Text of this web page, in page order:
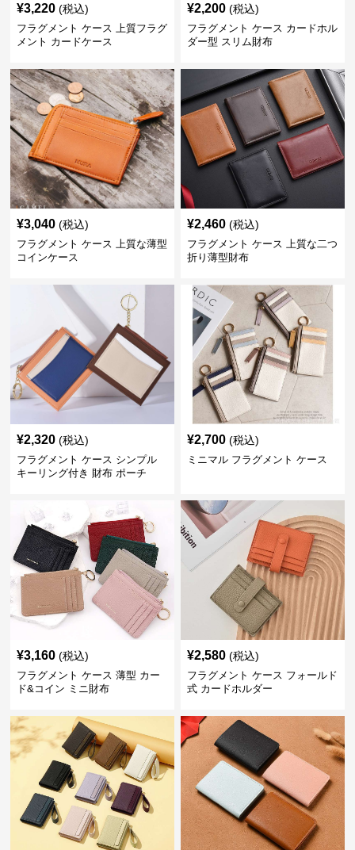
¥3,220 (税込)
フラグメント ケース 上質フラグ
メント カードケース
¥2,200 (税込)
フラグメント ケース カードホル
ダー型 スリム財布
¥3,040 (税込)
フラグメント ケース 上質な薄型
コインケース
¥2,460 (税込)
フラグメント ケース 上質な二つ
折り薄型財布
¥2,320 (税込)
フラグメント ケース シンプル
キーリング付き 財布 ポーチ
¥2,700 (税込)
ミニマル フラグメント ケース
¥3,160 (税込)
フラグメント ケース 薄型 カー
ド&コイン ミニ財布
¥2,580 (税込)
フラグメント ケース フォールド
式 カードホルダー